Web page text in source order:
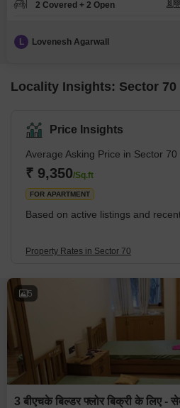
2 Covered + 2 Open
L Lovenesh Agarwall
Locality Insights: Sector 70
Price Insights
Average Asking Price in Sector 70
₹ 9,350/Sq.ft
FOR APARTMENT
Based on active listings and
Property Rates in Sector 70
5
3 बीएचके बिल्डर फ्लोर बिक्री के लिए -